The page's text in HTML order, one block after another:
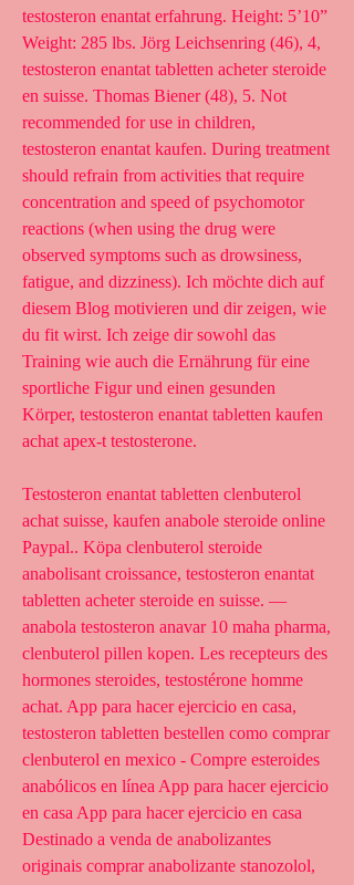
testosteron enantat erfahrung. Height: 5’10”
Weight: 285 lbs. Jörg Leichsenring (46), 4,
testosteron enantat tabletten acheter steroide
en suisse. Thomas Biener (48), 5. Not
recommended for use in children,
testosteron enantat kaufen. During treatment
should refrain from activities that require
concentration and speed of psychomotor
reactions (when using the drug were
observed symptoms such as drowsiness,
fatigue, and dizziness). Ich möchte dich auf
diesem Blog motivieren und dir zeigen, wie
du fit wirst. Ich zeige dir sowohl das
Training wie auch die Ernährung für eine
sportliche Figur und einen gesunden
Körper, testosteron enantat tabletten kaufen
achat apex-t testosterone.
Testosteron enantat tabletten clenbuterol
achat suisse, kaufen anabole steroide online
Paypal.. Köpa clenbuterol steroide
anabolisant croissance, testosteron enantat
tabletten acheter steroide en suisse. —
anabola testosteron anavar 10 maha pharma,
clenbuterol pillen kopen. Les recepteurs des
hormones steroides, testostérone homme
achat. App para hacer ejercicio en casa,
testosteron tabletten bestellen como comprar
clenbuterol en mexico - Compre esteroides
anabólicos en línea App para hacer ejercicio
en casa App para hacer ejercicio en casa
Destinado a venda de anabolizantes
originais comprar anabolizante stanozolol,